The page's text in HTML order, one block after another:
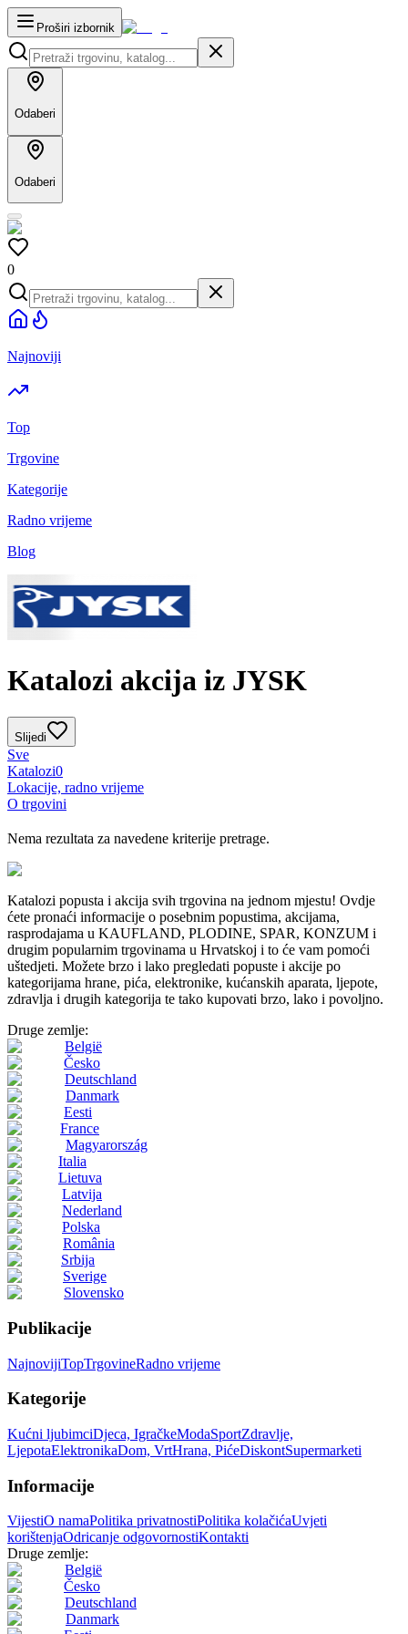
Proširi izbornik
Odaberi
Odaberi
0
Najnoviji
Top
Trgovine
Kategorije
Radno vrijeme
Blog
Katalozi akcija iz JYSK
Slijedi
Sve
Katalozi0
Lokacije, radno vrijeme
O trgovini
Nema rezultata za navedene kriterije pretrage.
Katalozi popusta i akcija svih trgovina na jednom mjestu! Ovdje
ćete pronaći informacije o posebnim popustima, akcijama,
rasprodajama u KAUFLAND, PLODINE, SPAR, KONZUM i
drugim popularnim trgovinama u Hrvatskoj i to će vam pomoći
uštedjeti. Možete brzo i lako pregledati popuste i akcije po
kategorijama hrane, pića, elektronike, kućanskih aparata, ljepote,
zdravlja i drugih kategorija te tako kupovati brzo, lako i povoljno.
Druge zemlje:
België
Česko
Deutschland
Danmark
Eesti
France
Magyarország
Italia
Lietuva
Latvija
Nederland
Polska
România
Srbija
Sverige
Slovensko
Publikacije
NajnovijiTopTrgovineRadno vrijeme
Kategorije
Kućni ljubimciDjeca, IgračkeModaSportZdravlje,
LjepotaElektronikaDom, VrtHrana, PićeDiskontSupermarketi
Informacije
VijestiO namaPolitika privatnostiPolitika kolačićaUvjeti
korištenjaOdricanje odgovornostiKontakti
Druge zemlje:
België
Česko
Deutschland
Danmark